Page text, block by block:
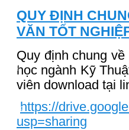
nhiệt
và hỗ
Đối tác
QUY ĐỊNH
VĂN TỐT
Quy định chung
học ngành Kỹ
viên download tại
https://
usp=sharing